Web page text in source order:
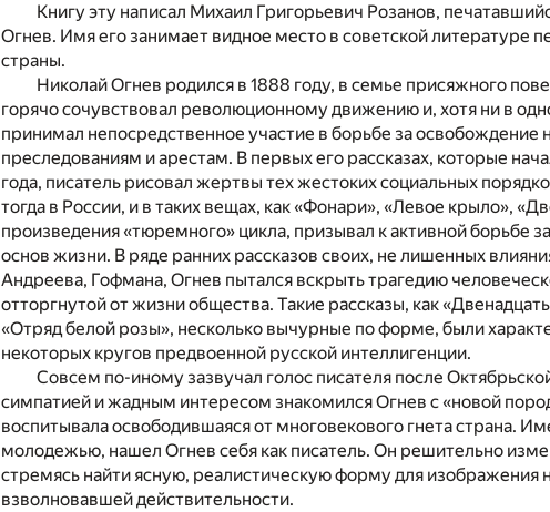
Книгу эту написал Михаил Григорьевич Розанов,
Огнев. Имя его занимает видное место в советской литературе
страны.
Николай Огнев родился в 1888 году, в семье присяжного
горячо сочувствовал революционному движению и, хотя ни в
принимал непосредственное участие в борьбе за освобождение
преследованиям и арестам. В первых его рассказах, которые
года, писатель рисовал жертвы тех жестоких социальных
тогда в России, и в таких вещах, как «Фонари», «Левое крыло»,
произведения «тюремного» цикла, призывал к активной борьбе
основ жизни. В ряде ранних рассказов своих, не лишенных
Андреева, Гофмана, Огнев пытался вскрыть трагедию
отторгнутой от жизни общества. Такие рассказы, как
«Отряд белой розы», несколько вычурные по форме, были
некоторых кругов предвоенной русской интеллигенции.
Совсем по-иному зазвучал голос писателя после
симпатией и жадным интересом знакомился Огнев с «новой
воспитывала освободившаяся от многовекового гнета страна.
молодежью, нашел Огнев себя как писатель. Он решительно
стремясь найти ясную, реалистическую форму для изображения
взволновавшей действительности.